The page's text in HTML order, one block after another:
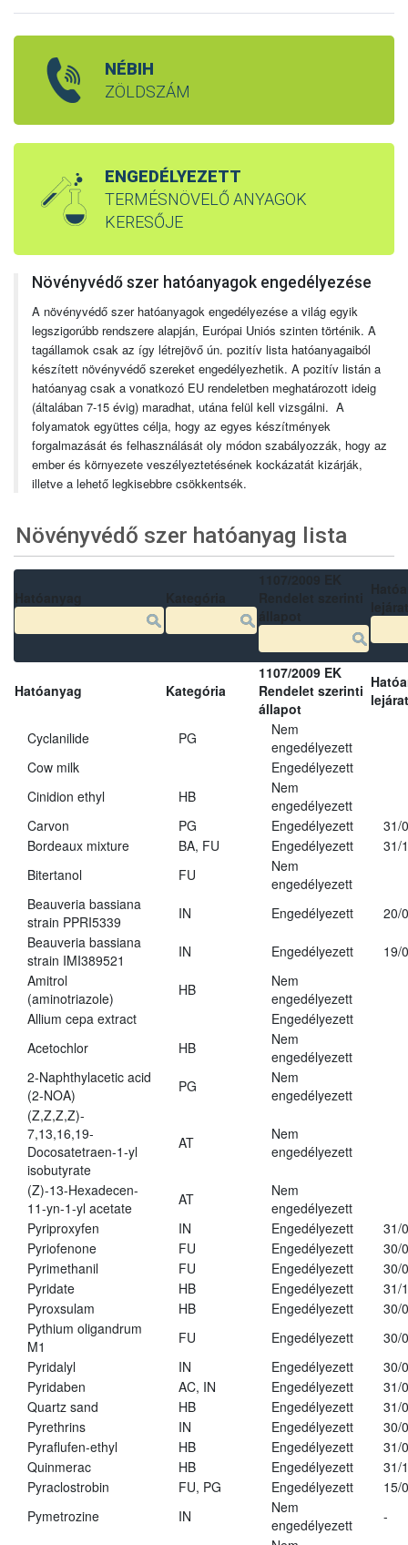
NÉBIH
ZÖLDSZÁM
ENGEDÉLYEZETT
TERMÉSNÖVELŐ ANYAGOK
KERESŐJE
Növényvédő szer hatóanyagok engedélyezése
A növényvédő szer hatóanyagok engedélyezése a világ egyik
legszigorúbb rendszere alapján, Európai Uniós szinten történik. A
tagállamok csak az így létrejövő ún. pozitív lista hatóanyagaiból
készített növényvédő szereket engedélyezhetik. A pozitív listán a
hatóanyag csak a vonatkozó EU rendeletben meghatározott ideig
(általában 7-15 évig) maradhat, utána felül kell vizsgálni. A
folyamatok együttes célja, hogy az egyes készítmények
forgalmazását és felhasználását oly módon szabályozzák, hogy az
ember és környezete veszélyeztetésének kockázatát kizárják,
illetve a lehető legkisebbre csökkentsék.
Növényvédő szer hatóanyag lista
Hatóanyag Kategória
1107/2009 EK
Rendelet szerinti
állapot
Cyclanilide PG
Nem
engedélyezett
Cow milk
Engedélyezett
Cinidion ethyl
HB
Nem
engedélyezett
Carvon
PG Engedélyezett
31/
Bordeaux mixture
BA, FU Engedélyezett
31/
Bitertanol
FU
Nem
engedélyezett
Beauveria bassiana
strain PPRI5339
IN Engedélyezett
20/
Beauveria bassiana
strain IMI389521
IN Engedélyezett
19/
Amitrol
(aminotriazole)
HB
Nem
engedélyezett
Allium cepa extract
Engedélyezett
Acetochlor
HB
Nem
engedélyezett
2-Naphthylacetic acid
(2-NOA)
PG
Nem
engedélyezett
(Z,Z,Z,Z)-
7,13,16,19-
Docosatetraen-1-yl
isobutyrate
AT
Nem
engedélyezett
(Z)-13-Hexadecen-
11-yn-1-yl acetate
AT
Nem
engedélyezett
Pyriproxyfen
IN Engedélyezett
31/
Pyriofenone
FU Engedélyezett
30/
Pyrimethanil
FU Engedélyezett
30/
Pyridate
HB Engedélyezett
31/
Pyroxsulam
HB Engedélyezett
30/
Pythium oligandrum
M1
FU Engedélyezett
30/
Pyridalyl
IN Engedélyezett
30/
Pyridaben
AC, IN Engedélyezett
31/
Quartz sand
HB Engedélyezett
31/
Pyrethrins
IN Engedélyezett
30/
Pyraflufen-ethyl
HB Engedélyezett
31/
Quinmerac
HB Engedélyezett
31/
Pyraclostrobin
FU, PG Engedélyezett
15/
Pymetrozine
IN
Nem
engedélyezett
-